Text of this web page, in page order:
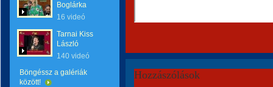
Boglárka
16 videó
Tarnai Kiss
László
140 videó
Böngéssz a galériák
között!
Hozzászólások